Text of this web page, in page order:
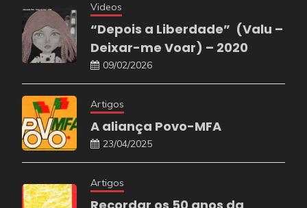
Videos
“Depois a Liberdade” (Valu –
Deixar-me Voar) – 2020
09/02/2026
Artigos
A aliança Povo-MFA
23/04/2025
Artigos